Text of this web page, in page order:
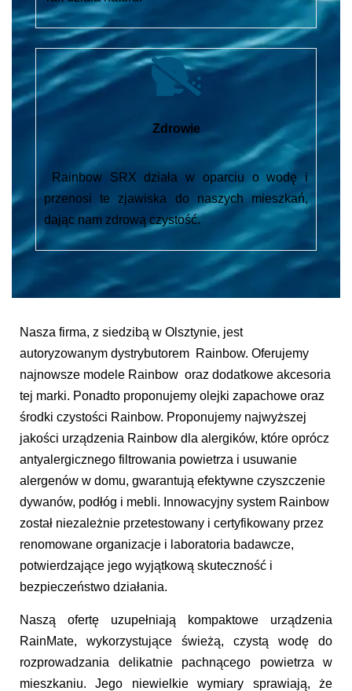
Zdrowie
Rainbow SRX działa w oparciu o wodę i
przenosi te zjawiska do naszych mieszkań,
dając nam zdrową czystość.
Nasza firma, z siedzibą w Olsztynie, jest
autoryzowanym dystrybutorem Rainbow. Oferujemy
najnowsze modele Rainbow oraz dodatkowe akcesoria
tej marki. Ponadto proponujemy olejki zapachowe oraz
środki czystości Rainbow. Proponujemy najwyższej
jakości urządzenia Rainbow dla alergików, które oprócz
antyalergicznego filtrowania powietrza i usuwanie
alergenów w domu, gwarantują efektywne czyszczenie
dywanów, podłóg i mebli. Innowacyjny system Rainbow
został niezależnie przetestowany i certyfikowany przez
renomowane organizacje i laboratoria badawcze,
potwierdzające jego wyjątkową skuteczność i
bezpieczeństwo działania.
Naszą ofertę uzupełniają kompaktowe urządzenia
RainMate, wykorzystujące świeżą, czystą wodę do
rozprowadzania delikatnie pachnącego powietrza w
mieszkaniu. Jego niewielkie wymiary sprawiają, że